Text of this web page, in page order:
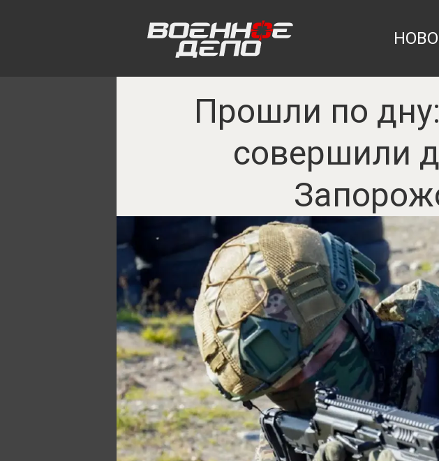
Прошли по
совершили